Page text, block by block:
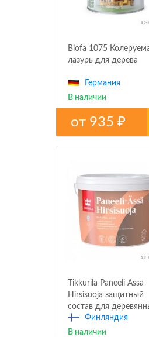
Biofa 1075
лазурь для дерева
Германия
В наличии
от 935₽
Tikkurila Paneeli Assa
Hirsisuoja защитный
состав для
поверхностей
Финляндия
В наличии